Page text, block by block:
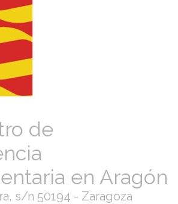
de
en Aragón
s/n 50194 - Zaragoza